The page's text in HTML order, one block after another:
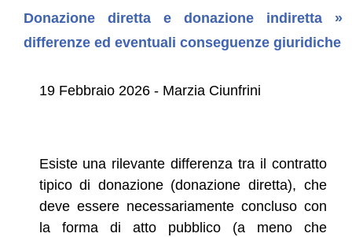
Donazione diretta e donazione indiretta »
differenze ed eventuali conseguenze giuridiche
19 Febbraio 2026 - Marzia Ciunfrini
Esiste una rilevante differenza tra il contratto
tipico di donazione (donazione diretta), che
deve essere necessariamente concluso con
la forma di atto pubblico (a meno che